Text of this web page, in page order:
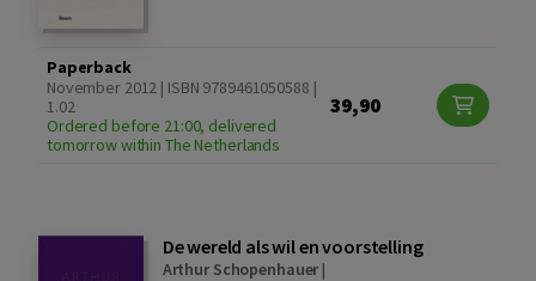
Paperback
November 2012 | ISBN 9789461050588 |
1.02
Ordered before 21:00, delivered
tomorrow within The Netherlands
39,90
De wereld als wil en voorstelling
Arthur Schopenhauer |